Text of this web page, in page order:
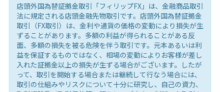
店頭外国為替証拠金取引「フィリップFX」は、金融商品取引
法に規定される店頭金融先物取引です。店頭外国為替証拠金
取引（FX取引）は、金利や通貨の価格の変動により損失が生
ずることがあります。多額の利益が得られることがある反
面、多額の損失を被る危険を伴う取引です。元本あるいは利
益を保証するものではなく、相場の変動によりお客様が差し
入れた証拠金以上の損失が生ずる場合がございます。したが
って、取引を開始する場合または継続して行なう場合には、
取引の仕組みやリスクについて十分に研究し、自己の資力、